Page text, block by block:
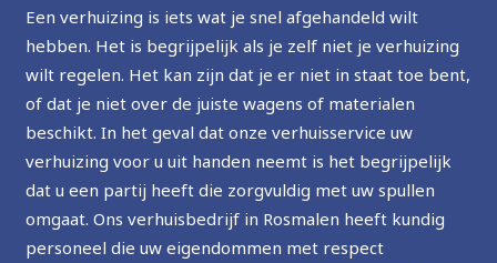
Een verhuizing is iets wat je snel afgehandeld wilt
hebben. Het is begrijpelijk als je zelf niet je verhuizing
wilt regelen. Het kan zijn dat je er niet in staat toe bent,
of dat je niet over de juiste wagens of materialen
beschikt. In het geval dat onze verhuisservice uw
verhuizing voor u uit handen neemt is het begrijpelijk
dat u een partij heeft die zorgvuldig met uw spullen
omgaat. Ons verhuisbedrijf in Rosmalen heeft kundig
personeel die uw eigendommen met respect